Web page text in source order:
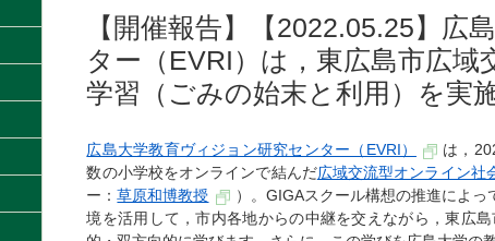
【開催報告】【2022.05.25】広
ター（EVRI）は，東広島市広
学習（ごみの始末と利用）を実
広島大学教育ヴィジョン研究センター（EVRI）
は，
数の小学校をオンラインで結んだ広域交流型オンライン社
ー：草原和博教授
）。GIGAスクール構想の推進によ
境を活用して，市内各地からの中継を交えながら，東広